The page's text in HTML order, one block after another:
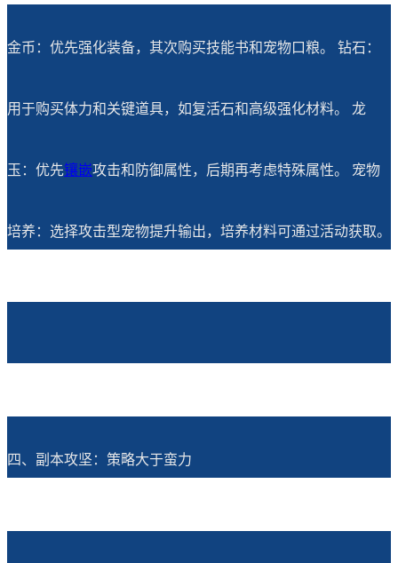
金币：优先强化装备，其次购买技能书和宠物口粮。 钻石：
用于购买体力和关键道具，如复活石和高级强化材料。 龙
玉：优先镶嵌攻击和防御属性，后期再考虑特殊属性。 宠物
培养：选择攻击型宠物提升输出，培养材料可通过活动获取。
四、副本攻坚：策略大于蛮力